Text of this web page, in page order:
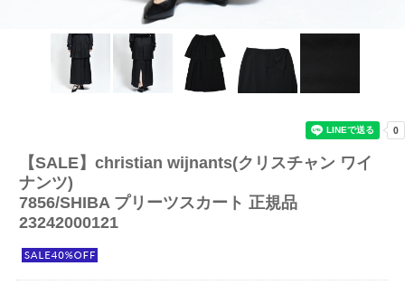
【SALE】 christian wijnants(クリスチャン ワイ
ナンツ)
7856/SHIBA プリーツスカート 正規品
23242000121